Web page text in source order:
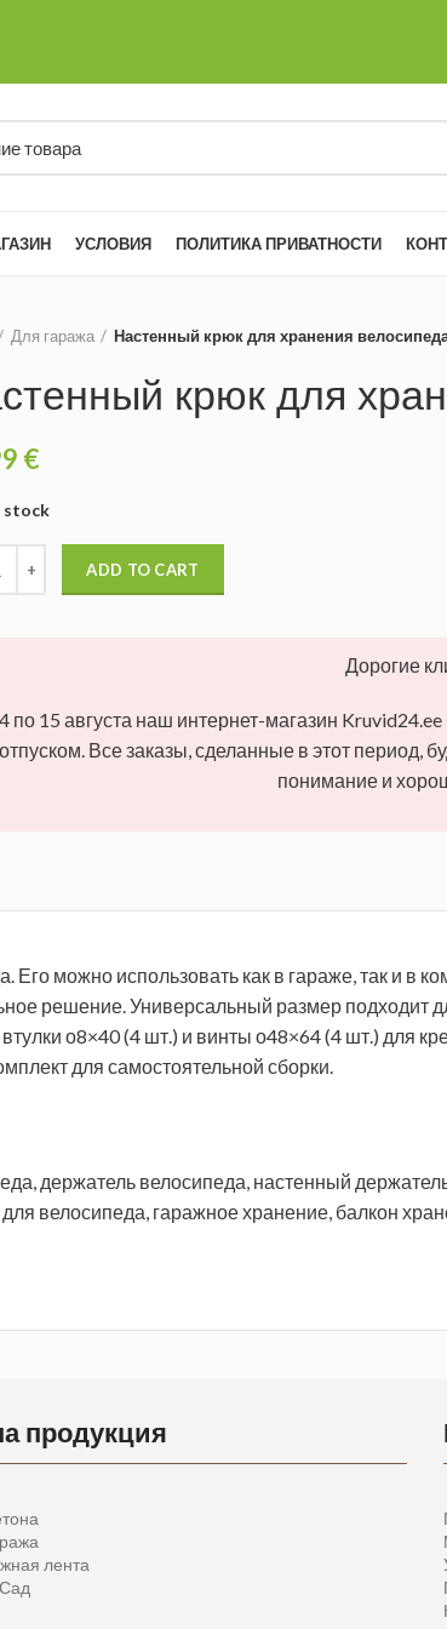
УСЛОВИЯ ПОЛИТИКА ПРИВАТНОСТИ
Для гаража Настенный крюк для хранения
крюк для
€
stock
ADD TO CART
Дорогие
по 15 августа наш интернет-магазин
отпуском. Все заказы, сделанные в этот период,
понимание и
Его можно использовать как в гараже, так и в
решение.Универсальный размер подходит
о8×40 (4 шт.) и винты о48×64 (4 шт.) для
для самостоятельной сборки.
держатель велосипеда, настенный
велосипеда, гаражное хранение, балкон
продукция
лента